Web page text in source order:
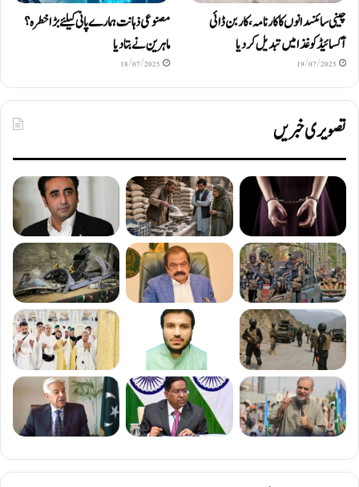
چینی سائنسدانوں کا کارنامہ، کاربن ڈائی
آکسائیڈ کو غذا میں تبدیل کردیا
19/07/2025
مصنوعی ذہانت ہمارے پانی کیلئے بڑا خطرہ؟
ماہرین نے بتا دیا
18/07/2025
تصویری خبریں